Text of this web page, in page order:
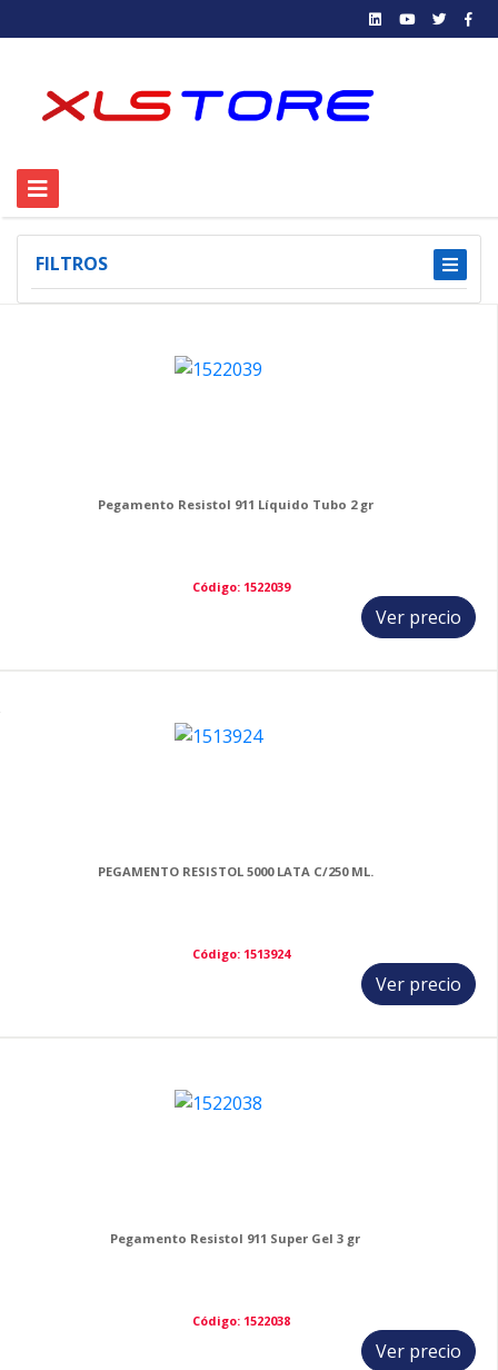
FILTROS
Pegamento Resistol 911 Líquido Tubo 2 gr
Código: 1522039
Ver precio
PEGAMENTO RESISTOL 5000 LATA C/250 ML.
Código: 1513924
Ver precio
Pegamento Resistol 911 Super Gel 3 gr
Código: 1522038
Ver precio